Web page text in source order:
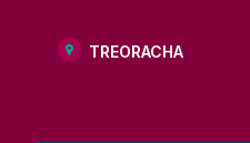
TREORACHA